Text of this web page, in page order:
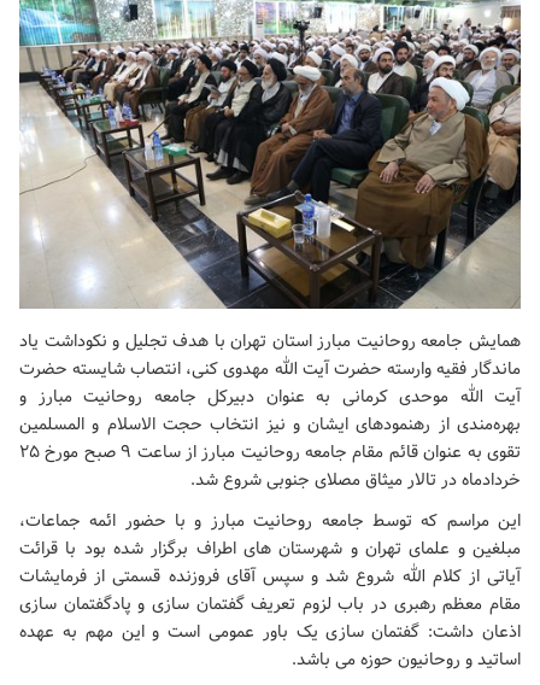
همایش جامعه روحانیت مبارز استان تهران با هدف تجلیل و نکوداشت یاد
ماندگار فقیه وارسته حضرت آیت الله مهدوی کنی، انتصاب شایسته حضرت
آیت الله موحدی کرمانی به عنوان دبیرکل جامعه روحانیت مبارز و
بهره‌مندی از رهنمودهای ایشان و نیز انتخاب حجت الاسلام و المسلمین
تقوی به عنوان قائم مقام جامعه روحانیت مبارز از ساعت ۹ صبح مورخ ۲۵
خردادماه در تالار میثاق مصلای جنوبی شروع شد.
این مراسم که توسط جامعه روحانیت مبارز و با حضور ائمه جماعات،
مبلغین و علمای تهران و شهرستان های اطراف برگزار شده بود با قرائت
آیاتی از کلام الله شروع شد و سپس آقای فروزنده قسمتی از فرمایشات
مقام معظم رهبری در باب لزوم تعریف گفتمان سازی و پادگفتمان سازی
اذعان داشت: گفتمان سازی یک باور عمومی است و این مهم به عهده
اساتید و روحانیون حوزه می باشد.